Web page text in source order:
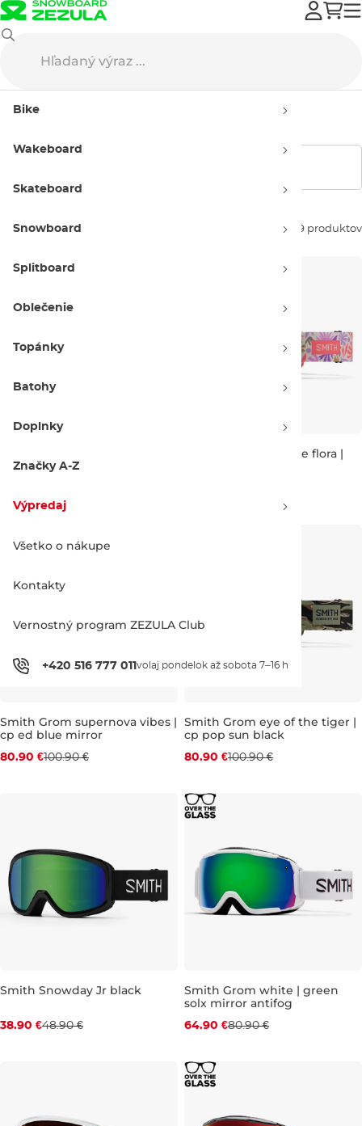
Bike
Wakeboard
Skateboard
Snowboard
Splitboard
Oblečenie
Topánky
Batohy
Doplnky
Značky A-Z
Výpredaj
Všetko o nákupe
Kontakty
Vernostný program ZEZULA Club
+420 516 777 011 volaj pondelok až sobota 7–16 h
Detské okuliare
Zoradiť podľa: 19 produktov
signals | red sol-x mirror
Smith Daredevil flare flora |
Smith Grom supernova vibes |
cp ed blue mirror
80.90 €100.90 €
Smith Grom eye of the tiger |
cp pop sun black
80.90 €100.90 €
Smith Snowday Jr black
38.90 €48.90 €
Smith Grom white | green
solx mirror antifog
64.90 €80.90 €